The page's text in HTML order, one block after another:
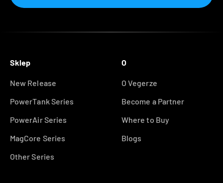
Sklep
New Release
PowerTank Series
PowerAir Series
MagCore Series
Other Series
O
O Vegerze
Become a Partner
Where to Buy
Blogs